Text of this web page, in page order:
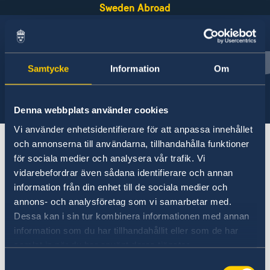
Samtycke Information Om
Denna webbplats använder cookies
Vi använder enhetsidentifierare för att anpassa innehållet
och annonserna till användarna, tillhandahålla funktioner
för sociala medier och analysera vår trafik. Vi
vidarebefordrar även sådana identifierare och annan
information från din enhet till de sociala medier och
annons- och analysföretag som vi samarbetar med.
Dessa kan i sin tur kombinera informationen med annan
information som du har tillhandahållit eller som de har
samlat in när du har använt deras tjänster.
Sweden Abroad
SvenskaEnglish FrançaisEspañolDeutsch Português
Embassies
A B C D E F G H I J K L M N O
Q R S T U V W X Y Z Å Ä Ö
B
Belgium, Brussels
Belize, Stockholm